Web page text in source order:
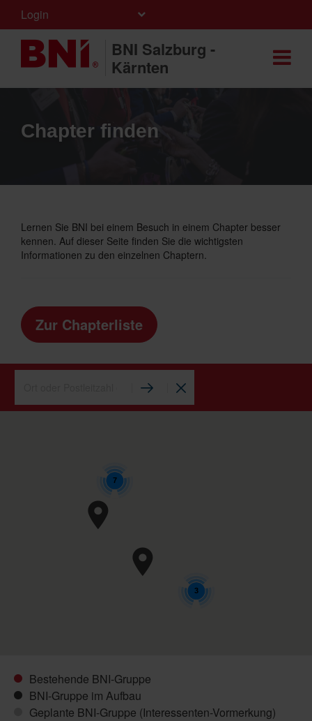
Login
BNI Salzburg -
Kärnten
Chapter finden
Lernen Sie BNI bei einem Besuch in einem Chapter besser
kennen. Auf dieser Seite finden Sie die wichtigsten
Informationen zu den einzelnen Chaptern.
Zur Chapterliste
7
3
Bestehende BNI-Gruppe
BNI-Gruppe im Aufbau
Geplante BNI-Gruppe (Interessenten-Vormerkung)